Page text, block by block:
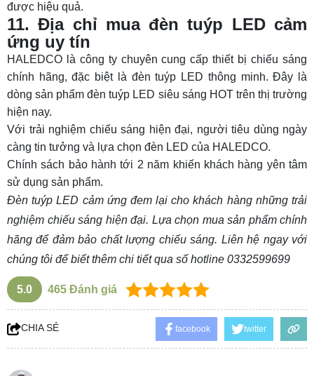
được hiệu quả.
11. Địa chỉ mua đèn tuýp LED cảm
ứng uy tín
HALEDCO là công ty chuyên cung cấp thiết bị chiếu sáng
chính hãng, đặc biệt là đèn tuýp LED thông minh. Đây là
dòng sản phẩm đèn tuýp LED siêu sáng HOT trên thị trường
hiện nay.
Với trải nghiệm chiếu sáng hiện đại, người tiêu dùng ngày
càng tin tưởng và lựa chọn đèn LED của HALEDCO.
Chính sách bảo hành tới 2 năm khiến khách hàng yên tâm
sử dụng sản phẩm.
Đèn tuýp LED cảm ứngđem lại cho khách hàng những trải
nghiệm chiếu sáng hiện đại. Lựa chọn mua sản phẩm chính
hãng để đảm bảo chất lượng chiếu sáng. Liên hệ ngay với
chúng tôi để biết thêm chi tiết qua số hotline 0332599699
5.0 465 Đánh giá
CHIA SẺ facebook twitter